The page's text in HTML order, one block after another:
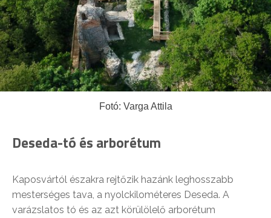
Fotó: Varga Attila
Deseda-tó és arborétum
Kaposvártól északra rejtőzik hazánk leghosszabb
mesterséges tava, a nyolckilométeres Deseda. A
varázslatos tó és az azt körülölelő arborétum